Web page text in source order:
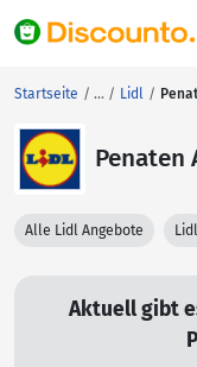
Startseite Lidl
Penaten
Alle Lidl Angebote
Aktuell gibt